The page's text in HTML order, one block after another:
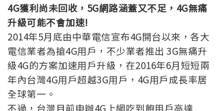
4G獲利尚未回收，5G網路涵蓋又不足，4G無痛
升級可能不會加速!
2014年5月底由中華電信宣布4G開台以來，各大
電信業者為搶4G用戶，不少業者推出 3G無痛升
級4G的方案加速用戶升級，在2016年6月短短兩
年內台灣4G用戶超越3G用戶，4G用戶成長率居
全球第一。
不過，台灣目前申辦4G上網吃到飽用戶高達